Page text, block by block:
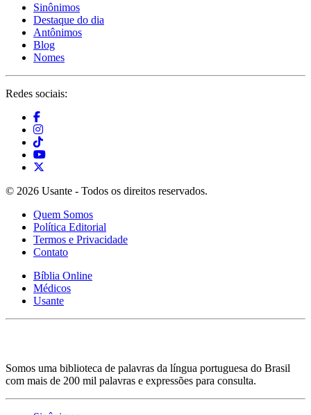
Sinônimos
Destaque do dia
Antônimos
Blog
Nomes
Redes sociais:
© 2026 Usante - Todos os direitos reservados.
Quem Somos
Política Editorial
Termos e Privacidade
Contato
Bíblia Online
Médicos
Usante
Somos uma biblioteca de palavras da língua portuguesa do Brasil
com mais de 200 mil palavras e expressões para consulta.